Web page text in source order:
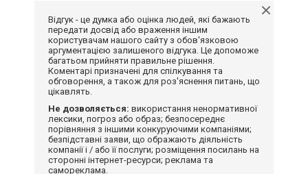
Відгук - це думка або оцінка людей, які бажають
передати досвід або враження іншим
користувачам нашого сайту з обов'язковою
аргументацією залишеного відгука. Це допоможе
багатьом прийняти правильне рішення.
Коментарі призначені для спілкування та
обговорення, а також для роз'яснення питань, що
цікавлять.
Не дозволяється: використання ненормативної
лексики, погроз або образ; безпосереднє
порівняння з іншими конкуруючими компаніями;
безпідставні заяви, що ображають діяльність
компанії і / або її послуги; розміщення посилань на
сторонні інтернет-ресурси; реклама та
самореклама.